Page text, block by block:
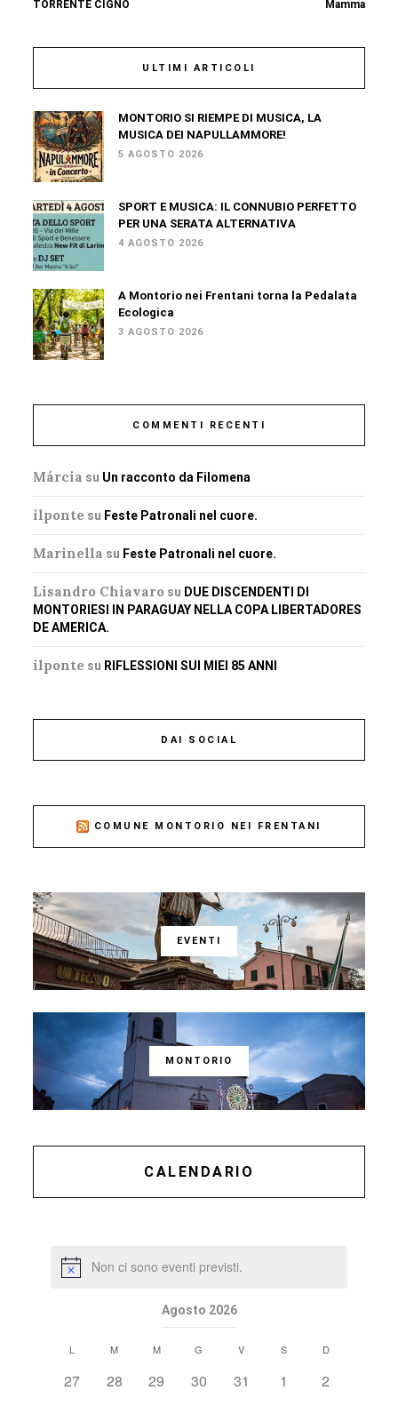
TORRENTE CIGNO Mamma
ULTIMI ARTICOLI
MONTORIO SI RIEMPE DI MUSICA, LA
MUSICA DEI NAPULLAMMORE!
5 AGOSTO 2026
SPORT E MUSICA: IL CONNUBIO PERFETTO
PER UNA SERATA ALTERNATIVA
4 AGOSTO 2026
A Montorio nei Frentani torna la Pedalata
Ecologica
3 AGOSTO 2026
COMMENTI RECENTI
Márcia su Un racconto da Filomena
ilponte su Feste Patronali nel cuore.
Marinella su Feste Patronali nel cuore.
Lisandro Chiavaro su DUE DISCENDENTI DI
MONTORIESI IN PARAGUAY NELLA COPA LIBERTADORES
DE AMERICA.
ilponte su RIFLESSIONI SUI MIEI 85 ANNI
DAI SOCIAL
COMUNE MONTORIO NEI FRENTANI
EVENTI
MONTORIO
CALENDARIO
Non ci sono eventi previsti.
Agosto 2026
Calendario
Eventi
L M M G V S D
0
27
0
28
0
29
0
30
0
31
0
1
0
2